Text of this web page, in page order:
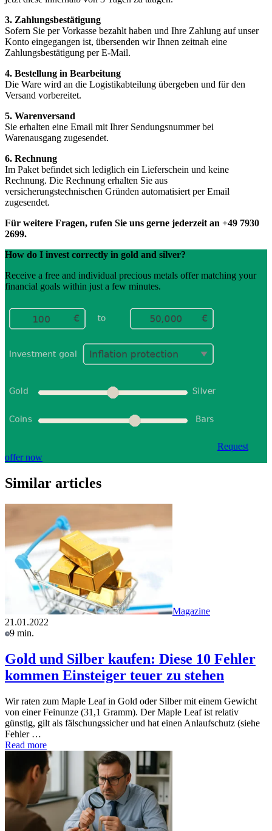
3. Zahlungsbestätigung
Sofern Sie per Vorkasse bezahlt haben und Ihre Zahlung auf unser
Konto eingegangen ist, übersenden wir Ihnen zeitnah eine
Zahlungsbestätigung per E-Mail.
4. Bestellung in Bearbeitung
Die Ware wird an die Logistikabteilung übergeben und für den
Versand vorbereitet.
5. Warenversand
Sie erhalten eine Email mit Ihrer Sendungsnummer bei
Warenausgang zugesendet.
6. Rechnung
Im Paket befindet sich lediglich ein Lieferschein und keine
Rechnung. Die Rechnung erhalten Sie aus
versicherungstechnischen Gründen automatisiert per Email
zugesendet.
Für weitere Fragen, rufen Sie uns gerne jederzeit an +49 7930
2699.
How do I invest correctly in gold and silver?
Receive a free and individual precious metals offer matching your
financial goals within just a few minutes.
Request
offer now
Similar articles
Magazine
21.01.2022
9 min.
Gold und Silber kaufen: Diese 10 Fehler
kommen Einsteiger teuer zu stehen
Wir raten zum Maple Leaf in Gold oder Silber mit einem Gewicht
von einer Feinunze (31,1 Gramm). Der Maple Leaf ist relativ
günstig, gilt als fälschungssicher und hat einen Anlaufschutz (siehe
Fehler …
Read more